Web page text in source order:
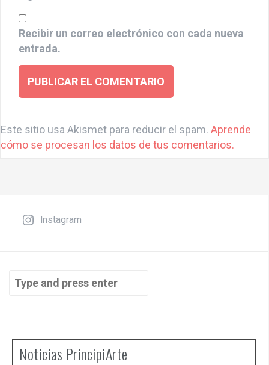
Recibir un correo electrónico con cada nueva
entrada.
l
t
:
Este sitio usa Akismet para reducir el spam. Aprende
cómo se procesan los datos de tus comentarios.
Instagram
Search
for:
Noticias PrincipiArte